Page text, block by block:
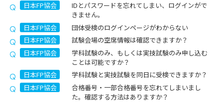
日本FP協会
IDとパスワードを忘れてしまい、ログインがで
きません。
日本FP協会
団体受検のログインページがわからない
日本FP協会
試験会場の空席情報は確認できますか？
日本FP協会
学科試験のみ、もしくは実技試験のみ申し込む
ことは可能ですか？
日本FP協会
学科試験と実技試験を同日に受検できますか？
日本FP協会
合格番号・一部合格番号を忘れてしまいまし
た。確認する方法はありますか？